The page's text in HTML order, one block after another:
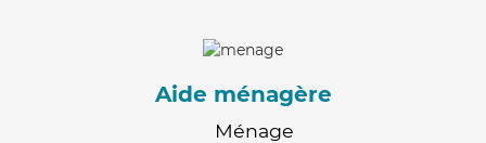
Aide ménagère
Ménage